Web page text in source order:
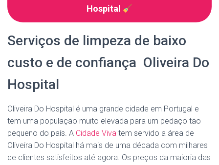
Hospital
Serviços de limpeza de baixo
custo e de confiança Oliveira Do
Hospital
Oliveira Do Hospital é uma grande cidade em Portugal e
tem uma população muito elevada para um pedaço tão
pequeno do país. A Cidade Viva tem servido a área de
Oliveira Do Hospital há mais de uma década com milhares
de clientes satisfeitos até agora. Os preços da maioria das